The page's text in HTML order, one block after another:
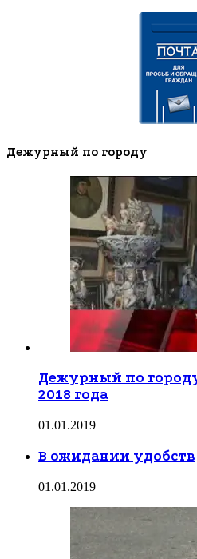
Дежурный по городу
Дежурный по
2018 года
01.01.2019
В ожидании удобств
01.01.2019